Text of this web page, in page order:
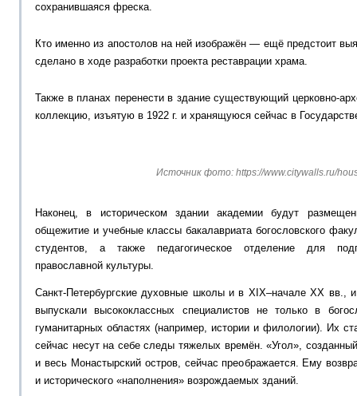
сохранившаяся фреска.
Кто именно из апостолов на ней изображён — ещё предстоит
сделано в ходе разработки проекта реставрации храма.
Также в планах перенести в здание существующий церковно-
коллекцию, изъятую в 1922 г. и хранящуюся сейчас в
Источник фото: https://www.citywalls.ru/
Наконец, в историческом здании академии будут
общежитие и учебные классы бакалавриата богословского
студентов, а также педагогическое отделение для
православной культуры.
Санкт-Петербургские духовные школы и в XIX–начале XX вв.,
выпускали высококлассных специалистов не только в
гуманитарных областях (например, истории и филологии). Их
сейчас несут на себе следы тяжелых времён. «Угол»,
и весь Монастырский остров, сейчас преображается. Ему
и исторического «наполнения» возрождаемых зданий.